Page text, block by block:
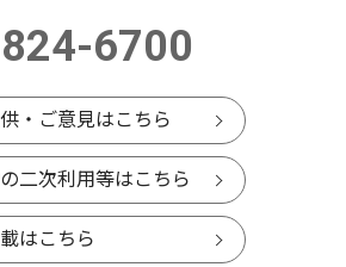
6700
・ご意見はこちら
二次利用等はこちら
はこちら